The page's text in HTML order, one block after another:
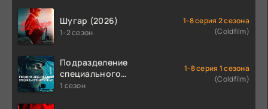
Шугар (2026)
1-2 сезон
1-8 серия 2 сезона
(Coldfilm)
Подразделение
специального
назначения (2026)
1 сезон
1-8 серия 1 сезона
(Coldfilm)